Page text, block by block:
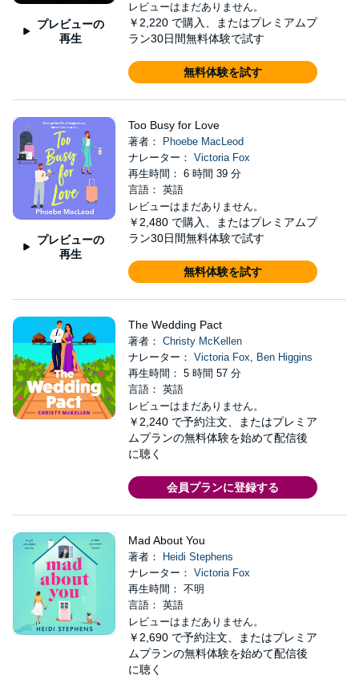
プレビューの
再生
レビューはまだありません。
￥2,220 で購入、またはプレミアムプ
ラン30日間無料体験で試す
無料体験を試す
プレビューの
再生
Too Busy for Love
著者：
Phoebe MacLeod
ナレーター： Victoria Fox
再生時間： 6 時間 39 分
言語： 英語
レビューはまだありません。
￥2,480 で購入、またはプレミアムプ
ラン30日間無料体験で試す
無料体験を試す
The Wedding Pact
著者： Christy McKellen
ナレーター： Victoria Fox, Ben Higgins
再生時間： 5 時間 57 分
言語： 英語
レビューはまだありません。
￥2,240 で予約注文、またはプレミア
ムプランの無料体験を始めて配信後
に聴く
会員プランに登録する
Mad About You
著者：
Heidi Stephens
ナレーター： Victoria Fox
再生時間： 不明
言語： 英語
レビューはまだありません。
￥2,690 で予約注文、またはプレミア
ムプランの無料体験を始めて配信後
に聴く